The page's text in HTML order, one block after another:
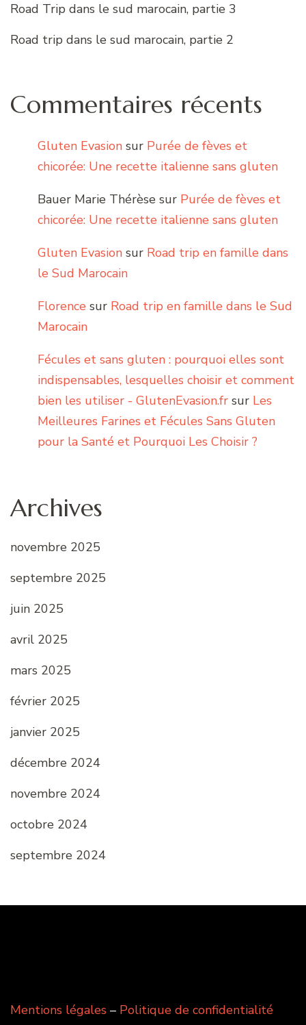
Road Trip dans le sud marocain, partie 3
Road trip dans le sud marocain, partie 2
Commentaires récents
Gluten Evasion sur Purée de fèves et
chicorée: Une recette italienne sans gluten
Bauer Marie Thérèse sur Purée de fèves et
chicorée: Une recette italienne sans gluten
Gluten Evasion sur Road trip en famille dans
le Sud Marocain
Florence sur Road trip en famille dans le Sud
Marocain
Fécules et sans gluten : pourquoi elles sont
indispensables, lesquelles choisir et comment
bien les utiliser - GlutenEvasion.fr sur Les
Meilleures Farines et Fécules Sans Gluten
pour la Santé et Pourquoi Les Choisir ?
Archives
novembre 2025
septembre 2025
juin 2025
avril 2025
mars 2025
février 2025
janvier 2025
décembre 2024
novembre 2024
octobre 2024
septembre 2024
Mentions légales – Politique de confidentialité